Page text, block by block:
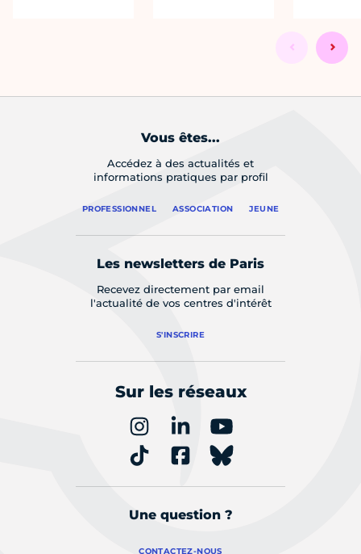
Vous êtes...
Accédez à des actualités et
informations pratiques par profil
PROFESSIONNEL ASSOCIATION JEUNE
Les newsletters de Paris
Recevez directement par email
l'actualité de vos centres d'intérêt
S'INSCRIRE
Sur les réseaux
Une question ?
CONTACTEZ-NOUS